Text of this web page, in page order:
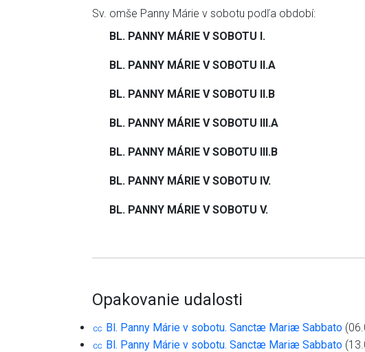
Sv. omše Panny Márie v sobotu podľa období:
BL. PANNY MÁRIE V SOBOTU I.
BL. PANNY MÁRIE V SOBOTU II.A
BL. PANNY MÁRIE V SOBOTU II.B
BL. PANNY MÁRIE V SOBOTU III.A
BL. PANNY MÁRIE V SOBOTU III.B
BL. PANNY MÁRIE V SOBOTU IV.
BL. PANNY MÁRIE V SOBOTU V.
Opakovanie udalosti
㏄ Bl. Panny Márie v sobotu. Sanctæ Mariæ Sabbato
㏄ Bl. Panny Márie v sobotu. Sanctæ Mariæ Sabbato